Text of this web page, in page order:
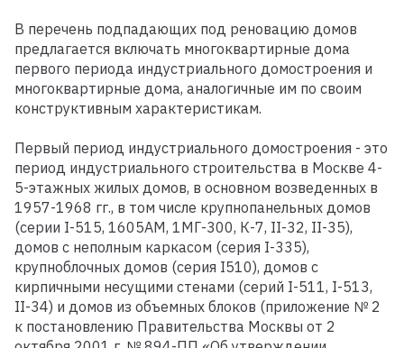
В перечень подпадающих под реновацию домов
предлагается включать многоквартирные дома
первого периода индустриального домостроения и
многоквартирные дома, аналогичные им по своим
конструктивным характеристикам.
Первый период индустриального домостроения - это
период индустриального строительства в Москве 4-
5-этажных жилых домов, в основном возведенных в
1957-1968 гг., в том числе крупнопанельных домов
(серии I-515, 1605АМ, 1МГ-300, К-7, II-32, II-35),
домов с неполным каркасом (серия I-335),
крупноблочных домов (серия I510), домов с
кирпичными несущими стенами (серий I-511, I-513,
II-34) и домов из объемных блоков (приложение № 2
к постановлению Правительства Москвы от 2